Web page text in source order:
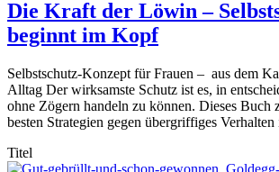
Die Kraft der Löwin –
beginnt im Kopf
Selbstschutz-Konzept für Frauen – aus dem
Alltag Der wirksamste Schutz ist es, in
ohne Zögern handeln zu können. Dieses Buch
besten Strategien gegen übergriffiges
Titel